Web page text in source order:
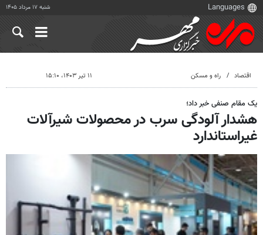
شنبه ۱۷ مرداد ۱۴۰۵
اقتصاد راه و مسکن ۱۱ تیر ۱۴۰۳، ۱۵:۱۰
یک مقام صنفی خبر داد؛
هشدار آلودگی سرب در محصولات شیرآلات
غیراستاندارد